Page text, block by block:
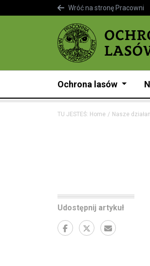
Ochrona lasów
Wróć na stronę Pracowni
TU JESTEŚ: Home Nasze
Udostępnij artykuł